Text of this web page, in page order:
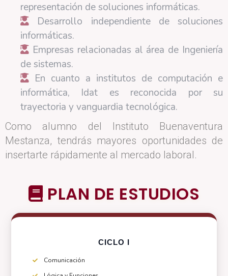
representación de soluciones informáticas.
Desarrollo independiente de soluciones
informáticas.
Empresas relacionadas al área de Ingeniería
de sistemas.
En cuanto a institutos de computación e
informática, Idat es reconocida por su
trayectoria y vanguardia tecnológica.
Como alumno del Instituto Buenaventura
Mestanza, tendrás mayores oportunidades de
insertarte rápidamente al mercado laboral.
PLAN DE ESTUDIOS
CICLO I
Comunicación